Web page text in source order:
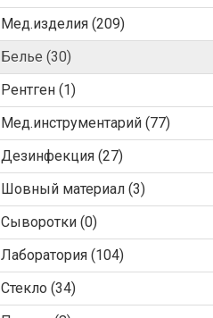
Мед.изделия (209)
Белье (30)
Рентген (1)
Мед.инструментарий (77)
Дезинфекция (27)
Шовный материал (3)
Сыворотки (0)
Лаборатория (104)
Стекло (34)